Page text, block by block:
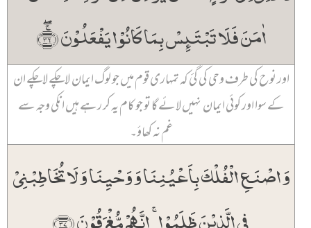
اٰمَنَ فَلَا تَبۡتَئِسۡ بِمَا کَانُوۡا یَفۡعَلُوۡنَ ﴿ۚۖ۳۶﴾
اور نوح کی طرف وحی کی گئ کہ تمہاری قوم میں جو لوگ ایمان لاچکے لاچکے ان
کے سوا اور کوئی ایمان نہیں لائے گا تو جو کام یہ کر رہے ہیں انکی وجہ سے
غم نہ کھاؤ۔
وَ اصۡنَعِ الۡفُلۡکَ بِاَعۡیُنِنَا وَ وَحۡیِنَا وَ لَا تُخَاطِبۡنِیۡ